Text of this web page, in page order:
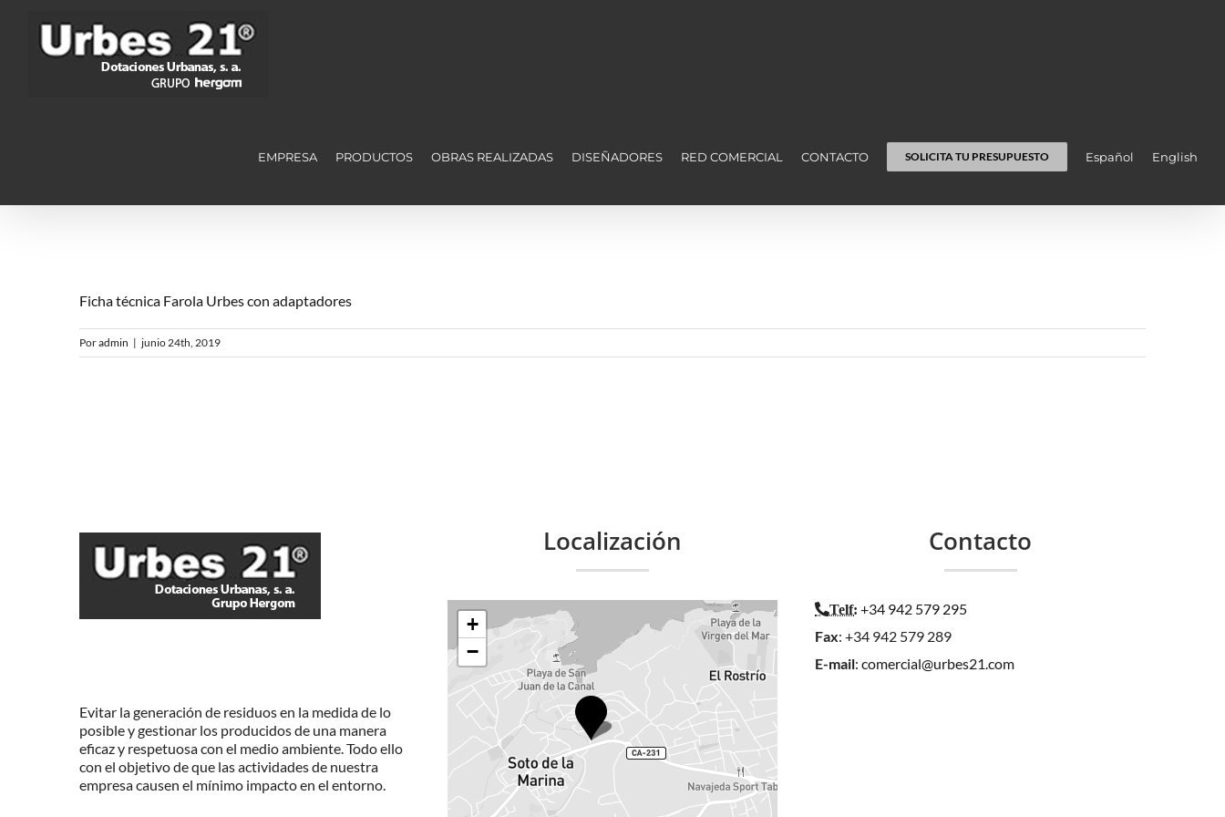
contenido
EMPRESA PRODUCTOS OBRAS REALIZADAS DISEÑADORES RED COMERCIAL CONTACTO SOLICITA TU PRESUPUESTO Español English
Ficha técnica Farola Urbes con adaptadores
Poradmin | junio 24th, 2019
Evitar la generación de residuos en la medida de lo
posible y gestionar los producidos de una manera
eficaz y respetuosa con el medio ambiente. Todo ello
con el objetivo de que las actividades de nuestra
empresa causen el mínimo impacto en el entorno.
Localización
+
−
Contacto
Telf: +34 942 579 295
Fax: +34 942 579 289
E-mail:comercial@urbes21.com